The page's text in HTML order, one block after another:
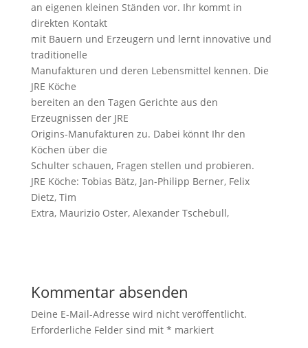
an eigenen kleinen Ständen vor. Ihr kommt in
direkten Kontakt
mit Bauern und Erzeugern und lernt innovative und
traditionelle
Manufakturen und deren Lebensmittel kennen. Die
JRE Köche
bereiten an den Tagen Gerichte aus den
Erzeugnissen der JRE
Origins-Manufakturen zu. Dabei könnt Ihr den
Köchen über die
Schulter schauen, Fragen stellen und probieren.
JRE Köche: Tobias Bätz, Jan-Philipp Berner, Felix
Dietz, Tim
Extra, Maurizio Oster, Alexander Tschebull,
Kommentar absenden
Deine E-Mail-Adresse wird nicht veröffentlicht.
Erforderliche Felder sind mit * markiert